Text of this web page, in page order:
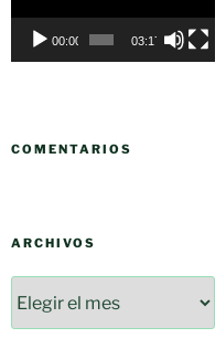
00:00 03:17
COMENTARIOS
ARCHIVOS